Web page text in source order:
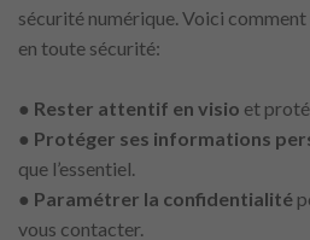
sécurité numérique. Voici
en toute sécurité:
● Rester attentif en visio et
● Protéger ses informations
que l’essentiel.
● Paramétrer la confidentialité
vous contacter.